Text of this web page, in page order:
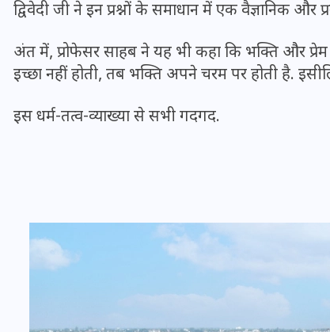
द्विवेदी जी ने इन प्रश्नों के समाधान में एक वैज्ञानिक और
अंत में, प्रोफेसर साहब ने यह भी कहा कि भक्ति और प्रेम
इच्छा नहीं होती, तब भक्ति अपने चरम पर होती है.
इस धर्म-तत्व-व्याख्या से सभी गदगद.
UPSSSC Lekhpal Recruitment
2025: यूपी में लेखपाल के पदों
पर बंपर भर्ती का विज्ञापन जारी,